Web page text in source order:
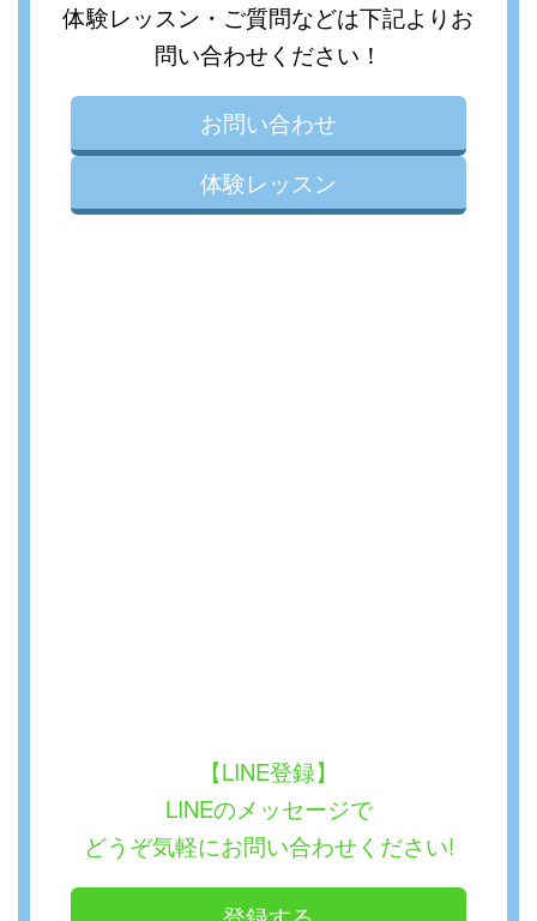
体験レッスン・ご質問などは下記よりお
問い合わせください！
お問い合わせ
体験レッスン
【LINE登録】
LINEのメッセージで
どうぞ気軽にお問い合わせください!